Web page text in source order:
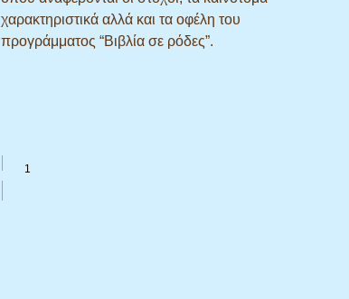
χαρακτηριστικά αλλά και τα οφέλη του
προγράμματος “Βιβλία σε ρόδες”.